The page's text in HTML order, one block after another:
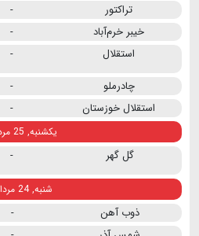
تراکتور -
خیبر خرم‌آباد
-
استقلال
-
چادرملو
-
استقلال خوزستان
-
یکشنبه, 25 مرداد
گل گهر -
شنبه, 24 مرداد
ذوب آهن -